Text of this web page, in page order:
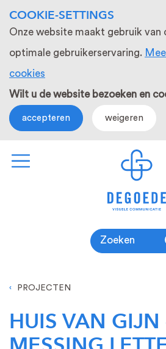
COOKIE-SETTINGS
Onze website maakt gebruik van
optimale gebruikerservaring.
cookies
Wilt u de website bezoeken en
accepteren weigeren
Zoeken
PROJECTEN
HUIS VAN GIJN